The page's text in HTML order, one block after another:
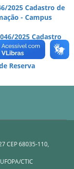
2025 Cadastro de
- Campus
2025 Cadastro
dos
Reserva
CEP 68035-110,
UFOPA/CTIC